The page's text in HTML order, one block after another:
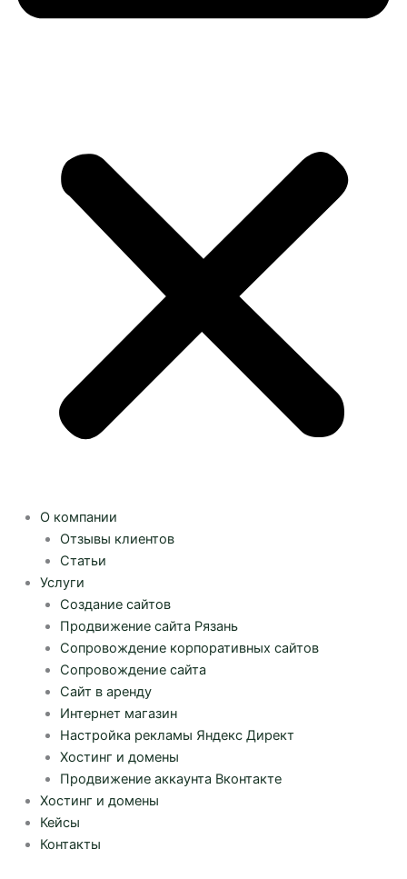
О компании
Отзывы клиентов
Статьи
Услуги
Создание сайтов
Продвижение сайта Рязань
Сопровождение корпоративных сайтов
Сопровождение сайта
Сайт в аренду
Интернет магазин
Настройка рекламы Яндекс Директ
Хостинг и домены
Продвижение аккаунта Вконтакте
Хостинг и домены
Кейсы
Контакты